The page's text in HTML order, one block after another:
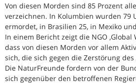
Von diesen Morden sind 85 Prozent
verzeichnen. In Kolumbien wurden 79
ermordet, in Brasilien 25, in Mexiko
In einem Bericht zeigt die NGO ‚Global
dass von diesen Morden vor allem
sich, die sich gegen die Zerstörung
Die NaturFreunde fordern von der
sich gegenüber den betroffenen